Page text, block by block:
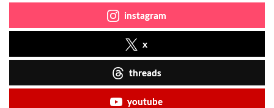
instagram
x
threads
youtube